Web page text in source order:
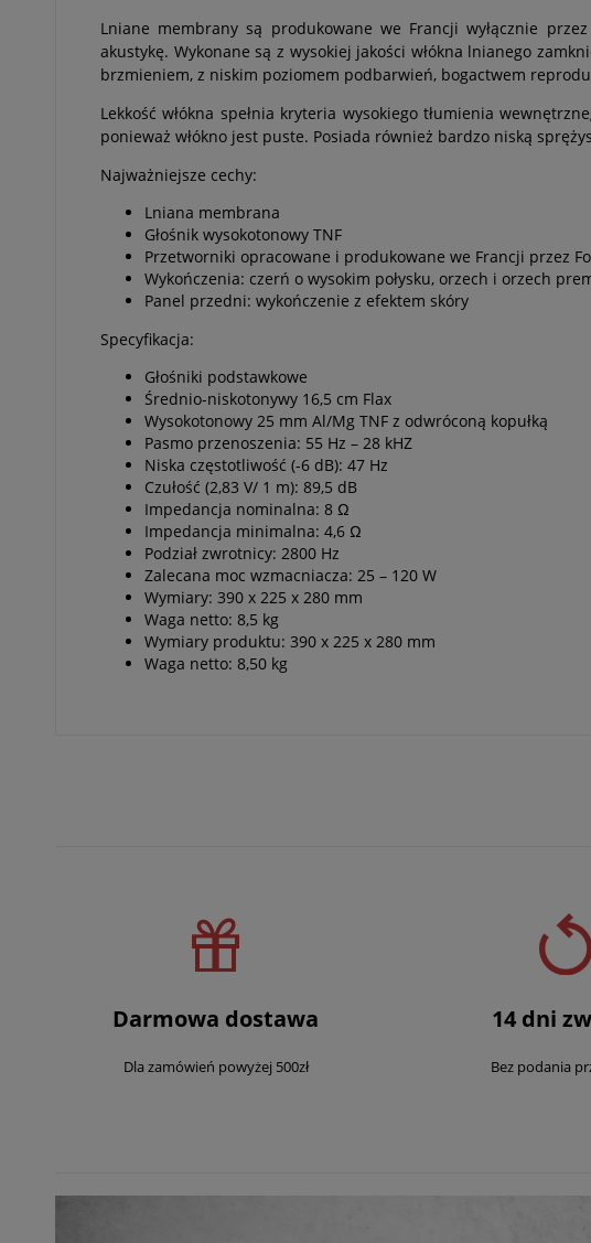
Lniane membrany są produkowane we Francji wyłącznie
akustykę. Wykonane są z wysokiej jakości włókna lnianego
brzmieniem, z niskim poziomem podbarwień, bogactwem
Lekkość włókna spełnia kryteria wysokiego tłumienia
ponieważ włókno jest puste. Posiada również bardzo niską
Najważniejsze cechy:
Lniana membrana
Głośnik wysokotonowy TNF
Przetworniki opracowane i produkowane we Francji przez
Wykończenia: czerń o wysokim połysku, orzech i orzech
Panel przedni: wykończenie z efektem skóry
Specyfikacja:
Głośniki podstawkowe
Średnio-niskotonywy 16,5 cm Flax
Wysokotonowy 25 mm Al/Mg TNF z odwróconą kopułką
Pasmo przenoszenia: 55 Hz – 28 kHZ
Niska częstotliwość (-6 dB): 47 Hz
Czułość (2,83 V/ 1 m): 89,5 dB
Impedancja nominalna: 8 Ω
Impedancja minimalna: 4,6 Ω
Podział zwrotnicy: 2800 Hz
Zalecana moc wzmacniacza: 25 – 120 W
Wymiary: 390 x 225 x 280 mm
Waga netto: 8,5 kg
Wymiary produktu: 390 x 225 x 280 mm
Waga netto: 8,50 kg
Darmowa dostawa
Dla zamówień powyżej 500zł
14 dni
Bez podania